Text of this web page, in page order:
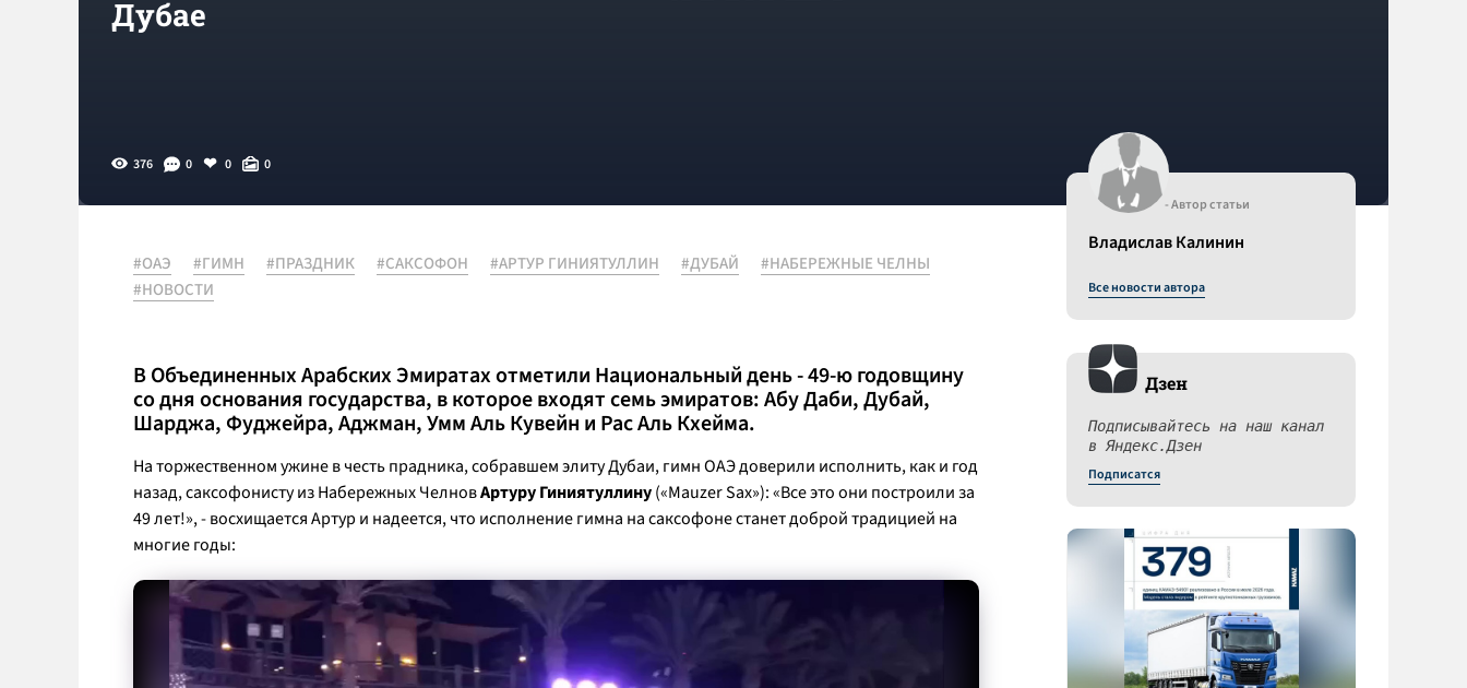
Дубае
376 0 0 0
#ОАЭ #ГИМН #ПРАЗДНИК #САКСОФОН #АРТУР ГИНИЯТУЛЛИН #ДУБАЙ
#НАБЕРЕЖНЫЕ ЧЕЛНЫ
#НОВОСТИ
В Объединенных Арабских Эмиратах отметили Национальный день - 49-ю годовщину
со дня основания государства, в которое входят семь эмиратов: Абу Даби, Дубай,
Шарджа, Фуджейра, Аджман, Умм Аль Кувейн и Рас Аль Кхейма.
На торжественном ужине в честь прадника, собравшем элиту Дубаи, гимн ОАЭ доверили исполнить, как и год
назад, саксофонисту из Набережных ЧелновАртуру Гиниятуллину(«Mauzer Sax»):«Все это они построили за
49 лет!», - восхищается Артур и надеется, что исполнение гимна на саксофоне станет доброй традицией на
многие годы:
- Автор статьи
Владислав Калинин
Все новости автора
Дзен
Подписывайтесь на наш канал
в Яндекс.Дзен
Подписатся